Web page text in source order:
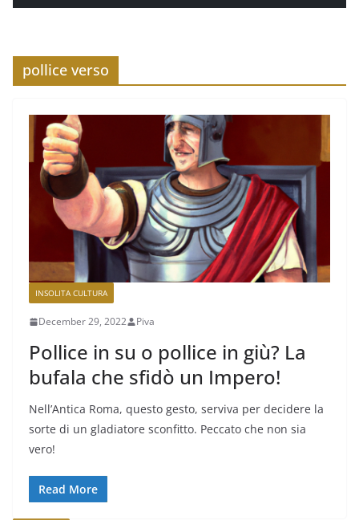
pollice verso
INSOLITA CULTURA
December 29, 2022 Piva
Pollice in su o pollice in giù? La
bufala che sfidò un Impero!
Nell’Antica Roma, questo gesto, serviva per decidere la
sorte di un gladiatore sconfitto. Peccato che non sia
vero!
Read More